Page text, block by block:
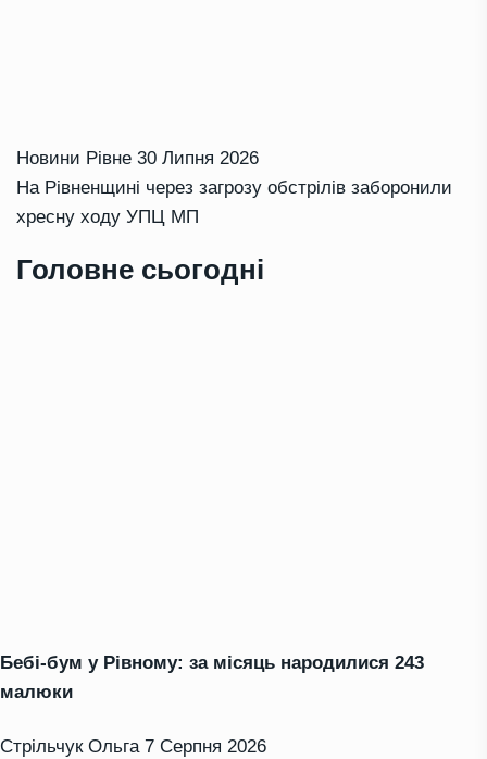
Новини Рівне 30 Липня 2026
На Рівненщині через загрозу обстрілів заборонили
хресну ходу УПЦ МП
Головне сьогодні
Бебі-бум у Рівному: за місяць народилися 243
малюки
Стрільчук Ольга 7 Серпня 2026